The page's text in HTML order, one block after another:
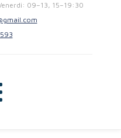
09–13, 15–19:30